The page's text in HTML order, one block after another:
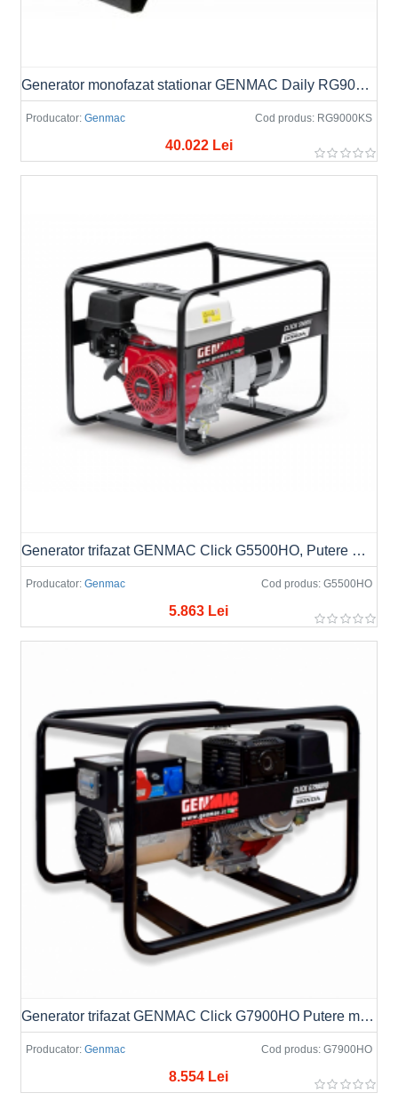
Producator: Genmac Cod produs: RG9000KS
Generator monofazat stationar GENMAC Daily RG9000KS, Putere max. 9.8kW/10.9kVA, 230V
40.022 Lei
Producator: Genmac Cod produs: G5500HO
Generator trifazat GENMAC Click G5500HO, Putere max. 5.8kVA/4.6KW, AVR
5.863 Lei
Producator: Genmac Cod produs: G7900HO
Generator trifazat GENMAC Click G7900HO Putere max. 8.0kVA/6.4kW, AVR
8.554 Lei